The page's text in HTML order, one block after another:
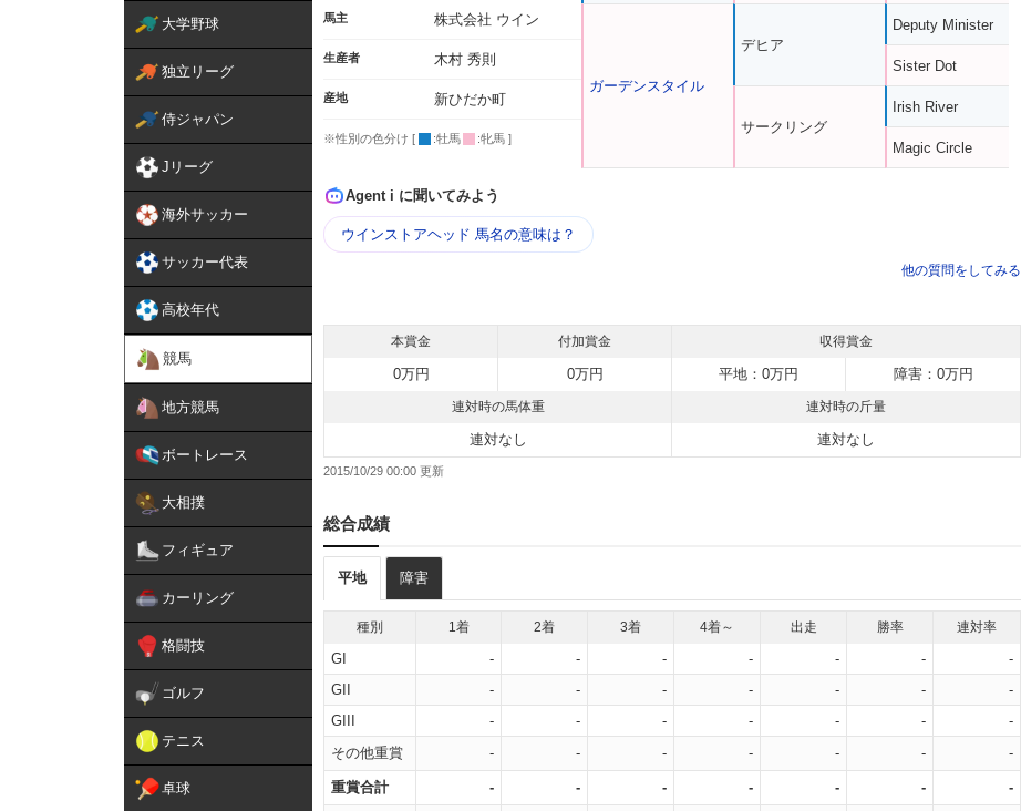
大学野球
独立リーグ
侍ジャパン
Jリーグ
海外サッカー
サッカー代表
高校年代
競馬
地方競馬
ボートレース
大相撲
フィギュア
カーリング
格闘技
ゴルフ
テニス
卓球
馬主 株式会社 ウイン
生産者 木村 秀則
産地 新ひだか町
※性別の色分け [ :牡馬 :牝馬 ]
ガーデンスタイル
デヒア
サークリング
Deputy Minister
Sister Dot
Irish River
Magic Circle
Agent i に聞いてみよう
ウインストアヘッド 馬名の意味は？
他の質問をしてみる
本賞金 付加賞金 収得賞金
0万円 0万円 平地：0万円 障害：0万円
連対時の馬体重 連対時の斤量
連対なし 連対なし
2015/10/29 00:00
総合成績
平地 障害
種別 1着 2着 3着 4着～ 出走 勝率 連対率
GI - - - - - -
-
GII
- - - - - -
-
GIII
- - - - - -
-
その他重賞
- - - - - - -
重賞合計 - - - - - - -